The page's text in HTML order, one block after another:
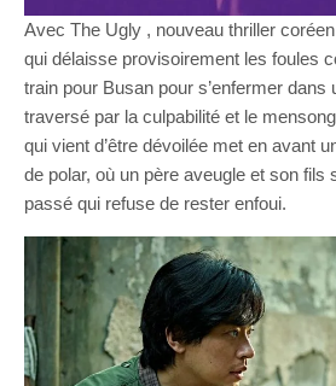
Avec The Ugly , nouveau thriller
qui délaisse provisoirement les foules
train pour Busan pour s’enfermer dans
traversé par la culpabilité et le
qui vient d’être dévoilée met en avant
de polar, où un père aveugle et son fils
passé qui refuse de rester enfoui.